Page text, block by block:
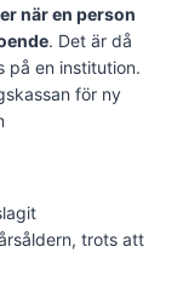
när en person
. Det är då
på en institution.
för ny
trots att